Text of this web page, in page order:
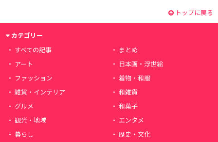
トップに戻る
カテゴリー
すべての記事
まとめ
アート
日本画・浮世絵
ファッション
着物・和服
雑貨・インテリア
和雑貨
グルメ
和菓子
観光・地域
エンタメ
暮らし
歴史・文化